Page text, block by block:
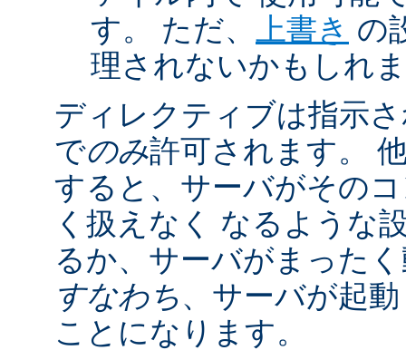
す。 ただ、
上書き の
理されないかもしれ
ディレクティブは指示
でのみ許可されます。
すると、サーバがその
く扱えなく なるような
るか、サーバがまった
すなわち、サーバが起
ことになります。